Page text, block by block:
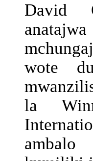
David
wote
la